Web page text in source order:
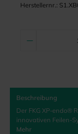
Herstellernr.:
Beschreibung
Der FKG XP-endo®
innovativen Feilen-
Mehr